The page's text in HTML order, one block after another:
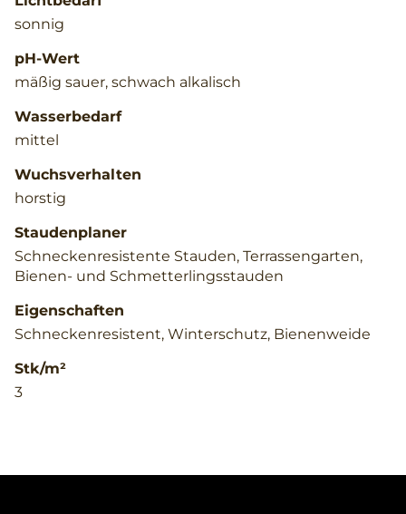
sonnig
pH-Wert
mäßig sauer, schwach alkalisch
Wasserbedarf
mittel
Wuchsverhalten
horstig
Staudenplaner
Schneckenresistente Stauden, Terrassengarten,
Bienen- und Schmetterlingsstauden
Eigenschaften
Schneckenresistent, Winterschutz, Bienenweide
Stk/m²
3